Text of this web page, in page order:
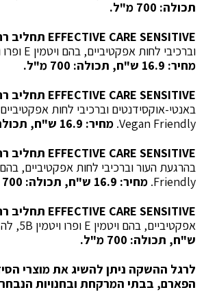
תכולה: 700 מ"ל.
EFFECTIVE CARE SENSITIVE תחליב
וברכיבי לחות אפקטיביים, בהם ויטמין E ופרו ויטמין 5B, להזנה של העור בלחות בכל רחצה. בעל תו Vegan Friendly.
מחיר: 16.9 ש"ח, תכולה: 700 מ"ל.
EFFECTIVE CARE SENSITIVE תחליב
Vegan Friendly. מחיר: 16.9 ש"ח, תכולה: 700 מ"ל.
EFFECTIVE CARE SENSITIVE תחליב
Friendly. מחיר: 16.9 ש"ח, תכולה: 700 מ"ל.
EFFECTIVE CARE SENSITIVE תחליב
אפקטיביים, בהם ויטמין E ופרו ויטמין 5B, להזנה של העור בלחות בכל רחצה. בעל תו Vegan Friendly.
ש"ח, תכולה: 700 מ"ל.
לרגל ההשקה ניתן להשיג את מוצרי
הפארם, בבתי המרקחת ובחנויות